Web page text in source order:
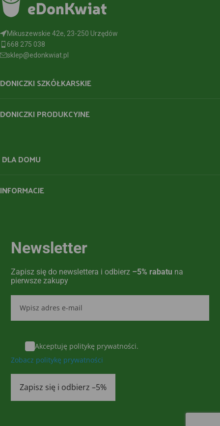
Mikuszewskie 42e, 23-250 Urzędów
668 275 038
sklep@edonkwiat.pl
DONICZKI SZKÓŁKARSKIE
DONICZKI PRODUKCYJNE
DLA DOMU
INFORMACJE
Newsletter
Zapisz się do newslettera i odbierz –5% rabatu na
pierwsze zakupy
Akceptuję politykę prywatności.
Zobacz politykę prywatności
Zapisz się i odbierz –5%